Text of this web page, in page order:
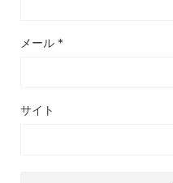
メール *
サイト